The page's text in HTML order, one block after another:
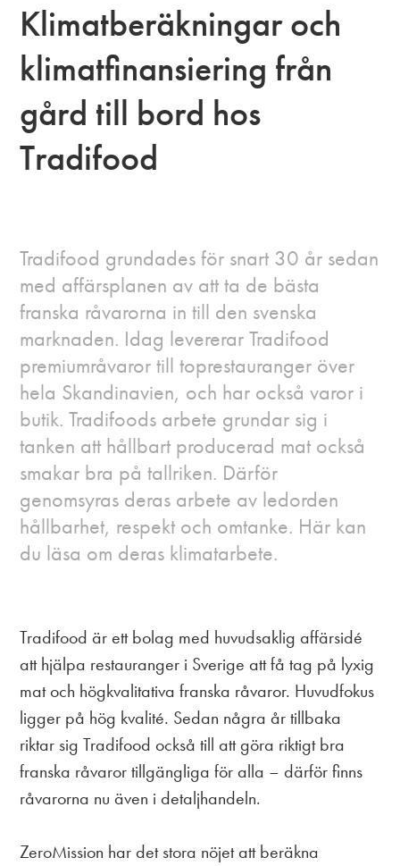
Klimatberäkningar och
klimatfinansiering från
gård till bord hos
Tradifood
Tradifood grundades för snart 30 år sedan
med affärsplanen av att ta de bästa
franska råvarorna in till den svenska
marknaden. Idag levererar Tradifood
premiumråvaror till toprestauranger över
hela Skandinavien, och har också varor i
butik. Tradifoods arbete grundar sig i
tanken att hållbart producerad mat också
smakar bra på tallriken. Därför
genomsyras deras arbete av ledorden
hållbarhet, respekt och omtanke. Här kan
du läsa om deras klimatarbete.
Tradifood är ett bolag med huvudsaklig affärsidé
att hjälpa restauranger i Sverige att få tag på lyxig
mat och högkvalitativa franska råvaror. Huvudfokus
ligger på hög kvalité. Sedan några år tillbaka
riktar sig Tradifood också till att göra riktigt bra
franska råvaror tillgängliga för alla – därför finns
råvarorna nu även i detaljhandeln.
ZeroMission har det stora nöjet att beräkna